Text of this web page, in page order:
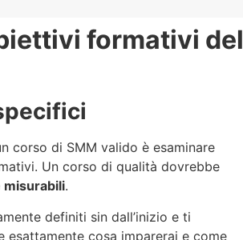
formativi del
corso di SMM valido è esaminare
Un corso di qualità dovrebbe
misurabili.
definiti sin dall’inizio e ti
cosa imparerai e come